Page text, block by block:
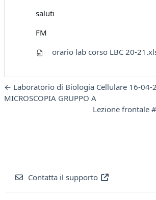
saluti
FM
orario lab corso LBC 20-
← Laboratorio di Biologia Cellulare 16-04-
MICROSCOPIA GRUPPO A
Lezione frontale
Contatta il supporto